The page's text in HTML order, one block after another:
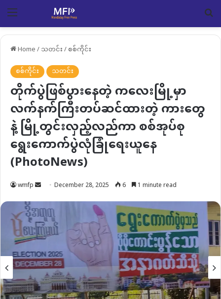
Menu
Home/သတင်း/စစ်ကိုင်း
စစ်ကိုင်း
သတင်း
တိုက်ပွဲဖြစ်ပွားနေတဲ့ ကလေးမြို့မှာ
လက်နက်ကြီးတပ်ဆင်ထားတဲ့ ကားတွေ
နဲ့ မြို့တွင်းလှည့်လည်ကာ စစ်အုပ်စု
ရွေးကောက်ပွဲလုံခြုံရေးယူနေ
(PhotoNews)
wmfp Send
email
December 28, 2025 6 1 minute read